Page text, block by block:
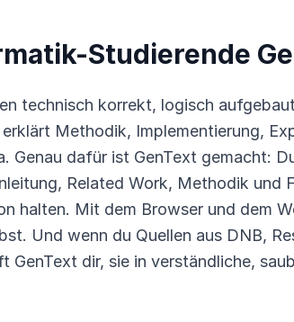
Studierende
technisch korrekt, logisch
Methodik, Implementierung,
Genau dafür ist GenText gemacht:
Related Work, Methodik und
halten. Mit dem Browser und dem
Und wenn du Quellen aus DNB,
GenText dir, sie in verständliche,